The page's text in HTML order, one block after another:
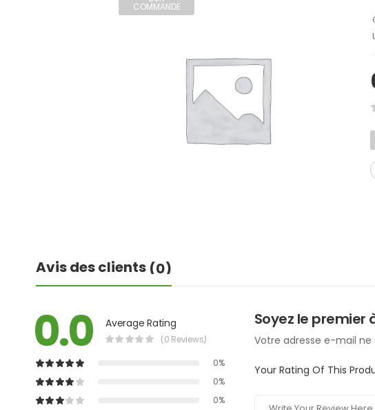
COMMANDE
Avis des clients (0)
0.0 Average Rating
(0 Reviews)
0%
0%
0%
Soyez le premier
Votre adresse e-mail ne
Your Rating Of This